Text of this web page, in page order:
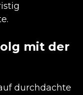
mit der
durchdachte